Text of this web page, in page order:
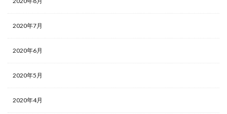
2020年7月
2020年6月
2020年5月
2020年4月